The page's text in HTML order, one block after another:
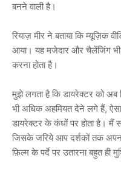
बनने वाली है।
रियाज़ मीर ने बताया कि म्यूज़िक
आया। यह मजेदार और चैलेंजिंग
करना होता है।
मुझे लगता है कि डायरेक्टर को अब
भी अधिक अहमियत देने लगे हैं, ऐसा
डायरेक्टर के कंधों पर होता है। मैं
जिसके जरिये आप दर्शकों तक
फ़िल्म के पर्दे पर उतारना बहुत ही